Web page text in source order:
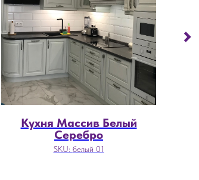
Кухня Массив Белый
Серебро
SKU: белый 01